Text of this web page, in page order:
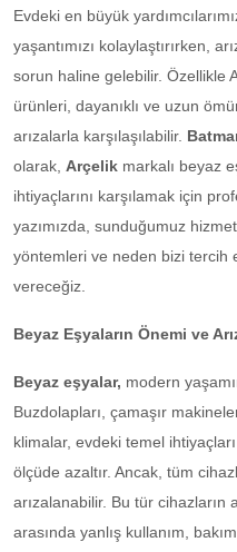
Evdeki en büyük
yaşantımızı kolaylaştırırken,
sorun haline gelebilir. Özellikle
ürünleri, dayanıklı ve uzun
arızalarla karşılaşılabilir.
olarak, Arçelik markalı beyaz
ihtiyaçlarını karşılamak için
yazımızda, sunduğumuz
yöntemleri ve neden bizi tercih
vereceğiz.
Beyaz Eşyaların Önemi ve
Beyaz eşyalar, modern
Buzdolapları, çamaşır
klimalar, evdeki temel
ölçüde azaltır. Ancak, tüm
arızalanabilir. Bu tür cihazların
arasında yanlış kullanım,